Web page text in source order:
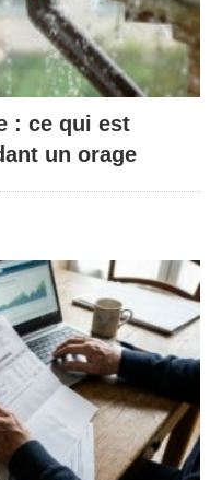
: ce qui est
un orage